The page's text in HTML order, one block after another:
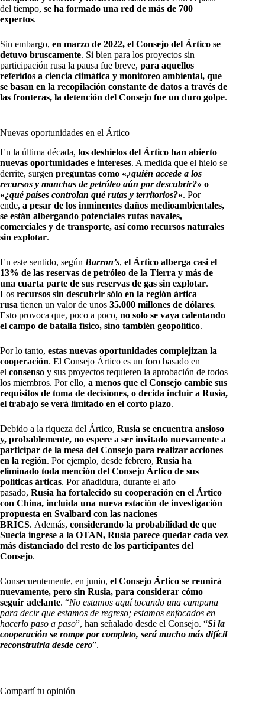
del tiempo, se ha formado una red de más de 700
expertos.
Sin embargo, en marzo de 2022, el Consejo del Ártico se
detuvo bruscamente. Si bien para los proyectos sin
participación rusa la pausa fue breve, para aquellos
referidos a ciencia climática y monitoreo ambiental, que
se basan en la recopilación constante de datos a través de
las fronteras, la detención del Consejo fue un duro golpe.
Nuevas oportunidades en el Ártico
En la última década, los deshielos del Ártico han abierto
nuevas oportunidades e intereses. A medida que el hielo se
derrite, surgen preguntas como «¿quién accede a los
recursos y manchas de petróleo aún por descubrir?» o
«¿qué países controlan qué rutas y territorios?«. Por
ende, a pesar de los inminentes daños medioambientales,
se están albergando potenciales rutas navales,
comerciales y de transporte, así como recursos naturales
sin explotar.
En este sentido, según Barron’s, el Ártico alberga casi el
13% de las reservas de petróleo de la Tierra y más de
una cuarta parte de sus reservas de gas sin explotar.
Los recursos sin descubrir sólo en la región ártica
rusa tienen un valor de unos 35.000 millones de dólares.
Esto provoca que, poco a poco, no solo se vaya calentando
el campo de batalla físico, sino también geopolítico.
Por lo tanto, estas nuevas oportunidades complejizan la
cooperación. El Consejo Ártico es un foro basado en
el consenso y sus proyectos requieren la aprobación de todos
los miembros. Por ello, a menos que el Consejo cambie sus
requisitos de toma de decisiones, o decida incluir a Rusia,
el trabajo se verá limitado en el corto plazo.
Debido a la riqueza del Ártico, Rusia se encuentra ansioso
y, probablemente, no espere a ser invitado nuevamente a
participar de la mesa del Consejo para realizar acciones
en la región. Por ejemplo, desde febrero, Rusia ha
eliminado toda mención del Consejo Ártico de sus
políticas árticas. Por añadidura, durante el año
pasado, Rusia ha fortalecido su cooperación en el Ártico
con China, incluida una nueva estación de investigación
propuesta en Svalbard con las naciones
BRICS. Además, considerando la probabilidad de que
Suecia ingrese a la OTAN, Rusia parece quedar cada vez
más distanciado del resto de los participantes del
Consejo.
Consecuentemente, en junio, el Consejo Ártico se reunirá
nuevamente, pero sin Rusia, para considerar cómo
seguir adelante. “No estamos aquí tocando una campana
para decir que estamos de regreso; estamos enfocados en
hacerlo paso a paso”, han señalado desde el Consejo. “Si la
cooperación se rompe por completo, será mucho más difícil
reconstruirla desde cero”.
Compartí tu opinión